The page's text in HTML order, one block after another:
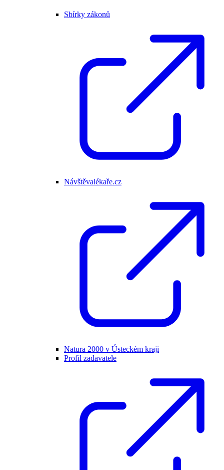
Sbírky zákonů
Návštěvalékaře.cz
Natura 2000 v Ústeckém kraji
Profil zadavatele